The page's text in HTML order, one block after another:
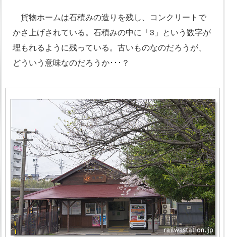
貨物ホームは石積みの造りを残し、コンクリートで
かさ上げされている。石積みの中に「3」という数字が
埋もれるように残っている。古いものなのだろうが、
どういう意味なのだろうか･･･？